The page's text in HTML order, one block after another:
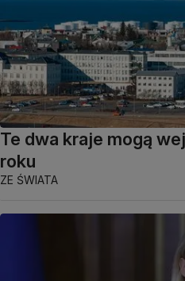
Te dwa kraje mogą
roku
ZE ŚWIATA